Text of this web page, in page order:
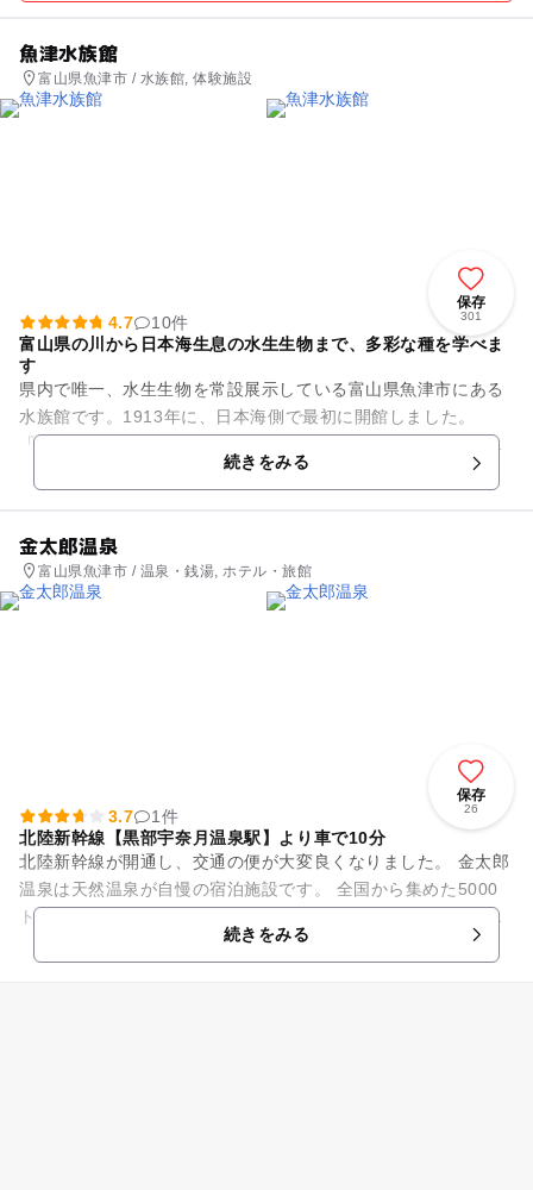
魚津水族館
富山県魚津市 / 水族館, 体験施設
保存
301
4.7
10件
富山県の川から日本海生息の水生生物まで、多彩な種を学べま
す
県内で唯一、水生生物を常設展示している富山県魚津市にある
水族館です。1913年に、日本海側で最初に開館しました。
「北アルプスの渓流から日本海の深海まで」、「日本海を科学
続きをみる
金太郎温泉
富山県魚津市 / 温泉・銭湯, ホテル・旅館
保存
26
3.7
1件
北陸新幹線【黒部宇奈月温泉駅】より車で10分
北陸新幹線が開通し、交通の便が大変良くなりました。 金太郎
温泉は天然温泉が自慢の宿泊施設です。 全国から集めた5000
トンの石を使い立山連峰を表現した屋内岩風呂や露天風呂な
続きをみる